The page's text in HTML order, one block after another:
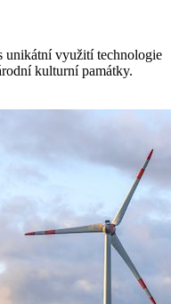
unikátní využití technologie
kulturní památky.